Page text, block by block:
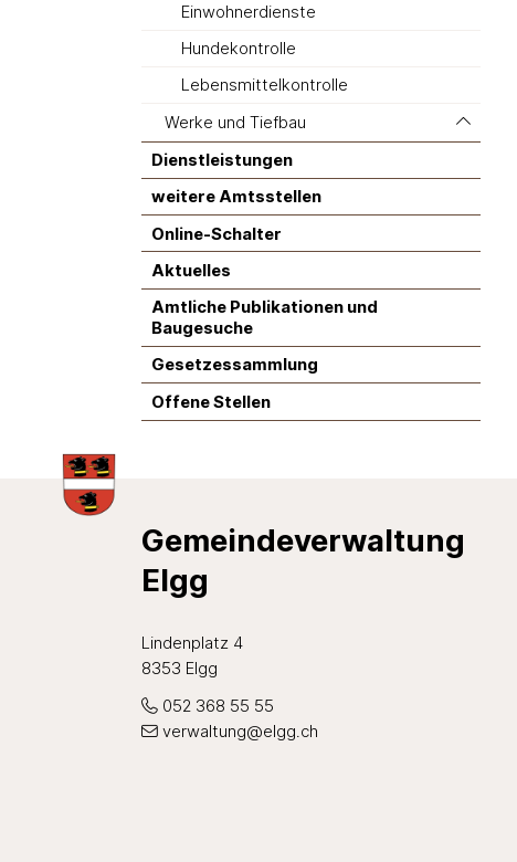
Einwohnerdienste
Hundekontrolle
Lebensmittelkontrolle
Werke und Tiefbau
Dienstleistungen
weitere Amtsstellen
Online-Schalter
Aktuelles
Amtliche Publikationen und
Baugesuche
Gesetzessammlung
Offene Stellen
Footer
Gemeindeverwaltung
Elgg
Lindenplatz 4
8353 Elgg
052 368 55 55
verwaltung@elgg.ch